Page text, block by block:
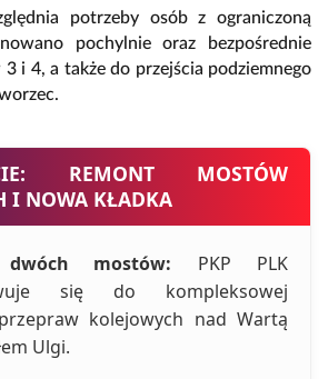
potrzeby osób z ograniczoną
pochylnie oraz bezpośrednie
i 4, a także do przejścia podziemnego
REMONT MOSTÓW
I NOWA KŁADKA
mostów: PKP PLK
się do kompleksowej
kolejowych nad Wartą
Ulgi.